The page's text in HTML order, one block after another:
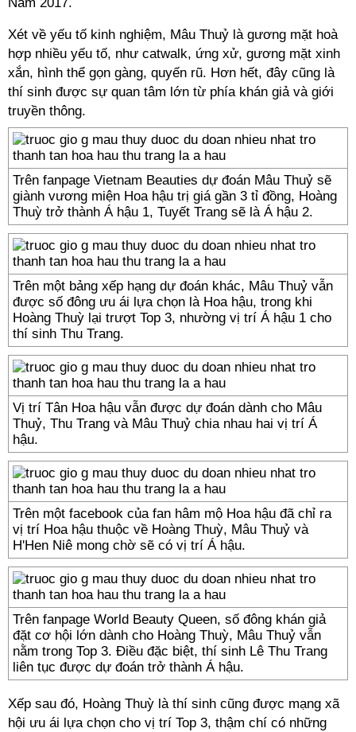
Xét về yếu tố kinh nghiệm, Mâu Thuỷ là gương mặt hoà
hợp nhiều yếu tố, như catwalk, ứng xử, gương mặt xinh
xắn, hình thể gọn gàng, quyến rũ. Hơn hết, đây cũng là
thí sinh được sự quan tâm lớn từ phía khán giả và giới
truyền thông.
Trên fanpage Vietnam Beauties dự đoán Mâu Thuỷ sẽ
giành vương miện Hoa hậu trị giá gần 3 tỉ đồng, Hoàng
Thuỳ trở thành Á hậu 1, Tuyết Trang sẽ là Á hậu 2.
Trên một bảng xếp hạng dự đoán khác, Mâu Thuỷ vẫn
được số đông ưu ái lựa chọn là Hoa hậu, trong khi
Hoàng Thuỳ lại trượt Top 3, nhường vị trí Á hậu 1 cho
thí sinh Thu Trang.
Vị trí Tân Hoa hậu vẫn được dự đoán dành cho Mâu
Thuỷ, Thu Trang và Mâu Thuỷ chia nhau hai vị trí Á
hậu.
Trên một facebook của fan hâm mộ Hoa hậu đã chỉ ra
vị trí Hoa hậu thuộc về Hoàng Thuỳ, Mâu Thuỷ và
H'Hen Niê mong chờ sẽ có vị trí Á hậu.
Trên fanpage World Beauty Queen, số đông khán giả
đặt cơ hội lớn dành cho Hoàng Thuỳ, Mâu Thuỷ vẫn
nằm trong Top 3. Điều đặc biệt, thí sinh Lê Thu Trang
liên tục được dự đoán trở thành Á hậu.
Xếp sau đó, Hoàng Thuỳ là thí sinh cũng được mạng xã
hội ưu ái lựa chọn cho vị trí Top 3, thậm chí có những